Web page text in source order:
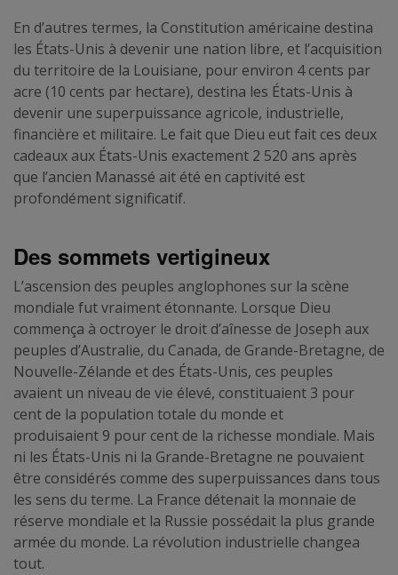
En d’autres termes, la Constitution américaine destina
les États-Unis à devenir une nation libre, et l’acquisition
du territoire de la Louisiane, pour environ 4 cents par
acre (10 cents par hectare), destina les États-Unis à
devenir une superpuissance agricole, industrielle,
financière et militaire. Le fait que Dieu eut fait ces deux
cadeaux aux États-Unis exactement 2 520 ans après
que l’ancien Manassé ait été en captivité est
profondément significatif.
Des sommets vertigineux
L’ascension des peuples anglophones sur la scène
mondiale fut vraiment étonnante. Lorsque Dieu
commença à octroyer le droit d’aînesse de Joseph aux
peuples d’Australie, du Canada, de Grande-Bretagne, de
Nouvelle-Zélande et des États-Unis, ces peuples
avaient un niveau de vie élevé, constituaient 3 pour
cent de la population totale du monde et
produisaient 9 pour cent de la richesse mondiale. Mais
ni les États-Unis ni la Grande-Bretagne ne pouvaient
être considérés comme des superpuissances dans tous
les sens du terme. La France détenait la monnaie de
réserve mondiale et la Russie possédait la plus grande
armée du monde. La révolution industrielle changea
tout.